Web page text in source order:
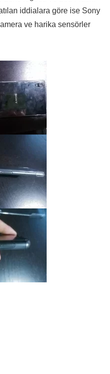
iddialara göre ise Sony
ve harika sensörler